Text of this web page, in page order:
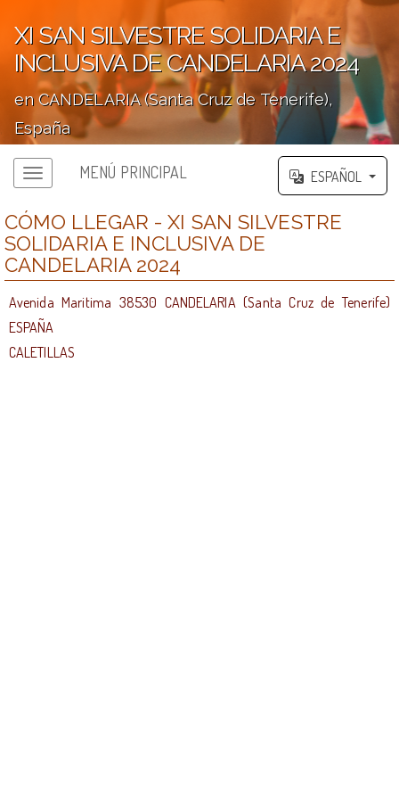
XI SAN SILVESTRE SOLIDARIA E
INCLUSIVA DE CANDELARIA 2024
en CANDELARIA (Santa Cruz de Tenerife),
España
MENÚ PRINCIPAL ESPAÑOL
CÓMO LLEGAR - XI SAN SILVESTRE
SOLIDARIA E INCLUSIVA DE
CANDELARIA 2024
Avenida Maritima 38530 CANDELARIA (Santa Cruz de Tenerife)
ESPAÑA
CALETILLAS